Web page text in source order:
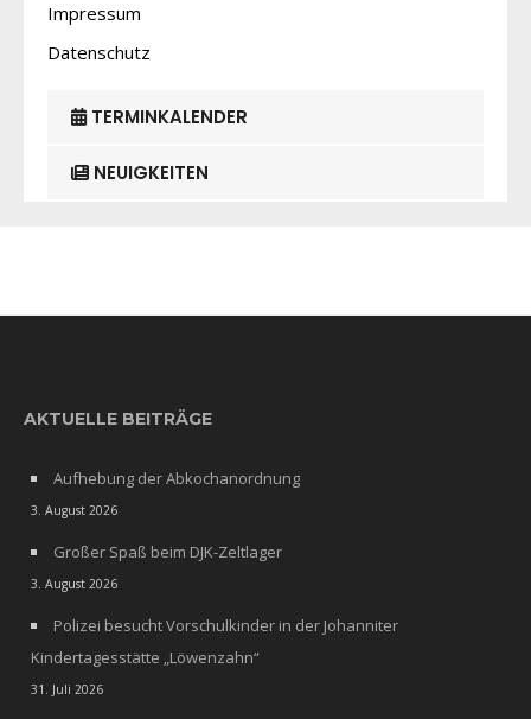
Impressum
Datenschutz
TERMINKALENDER
NEUIGKEITEN
AKTUELLE BEITRÄGE
Aufhebung der Abkochanordnung
3. August 2026
Großer Spaß beim DJK-Zeltlager
3. August 2026
Polizei besucht Vorschulkinder in der Johanniter
Kindertagesstätte „Löwenzahn“
31. Juli 2026